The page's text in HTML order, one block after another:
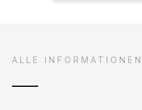
ALLE